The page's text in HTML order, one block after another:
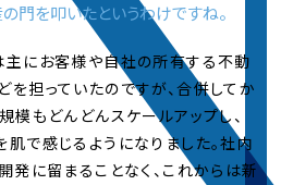
ームページを新デザインサイトへ全面
ルいたしました。
夏インターンシップ募集情報を公開いた
門を叩いたというわけですね。
主にお客様や自社の所有する不動
担っていたのですが、合併してか
模もどんどんスケールアップし、
で感じるようになりました。社内
発に留まることなく、これからは新